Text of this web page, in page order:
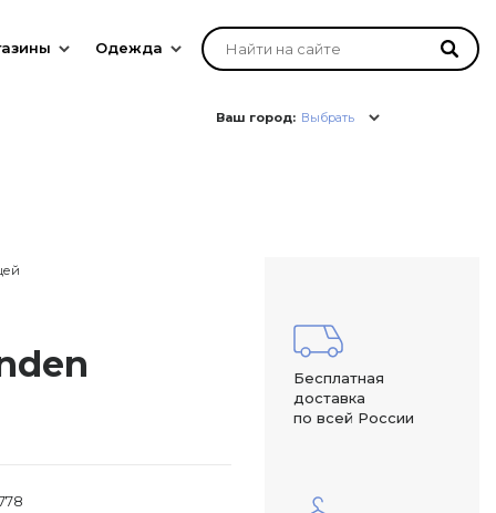
Одежда
Ваш город: Выбрать
Бесплатная
доставка
по всей России